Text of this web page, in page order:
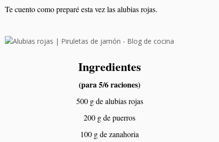
Te cuento como preparé esta vez las alubias rojas.
Ingredientes
(para 5/6 raciones)
500 g de alubias rojas
200 g de puerros
100 g de zanahoria